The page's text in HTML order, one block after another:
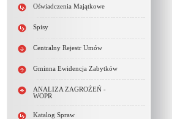
Oświadczenia Majątkowe
Spisy
Centralny Rejestr Umów
Gminna Ewidencja Zabytków
ANALIZA ZAGROŻEŃ -
WOPR
Katalog Spraw